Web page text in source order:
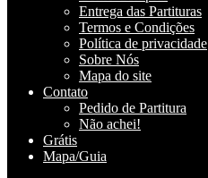
Entrega das Partituras
Termos e Condições
Política de privacidade
Sobre Nós
Mapa do site
Contato
Pedido de Partitura
Não achei!
Grátis
Mapa/Guia